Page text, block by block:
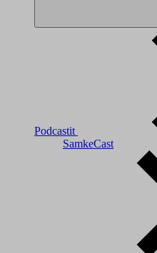
Podcastit
SamkeCast